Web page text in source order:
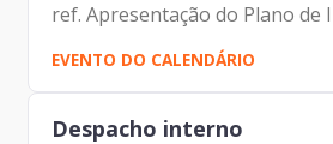
ref. Apresentação do Plano de
para o Conselho Fiscal
Gedanken Johann Nogueira
Pereira Leite
EVENTO DO CALENDÁRIO
Despacho interno